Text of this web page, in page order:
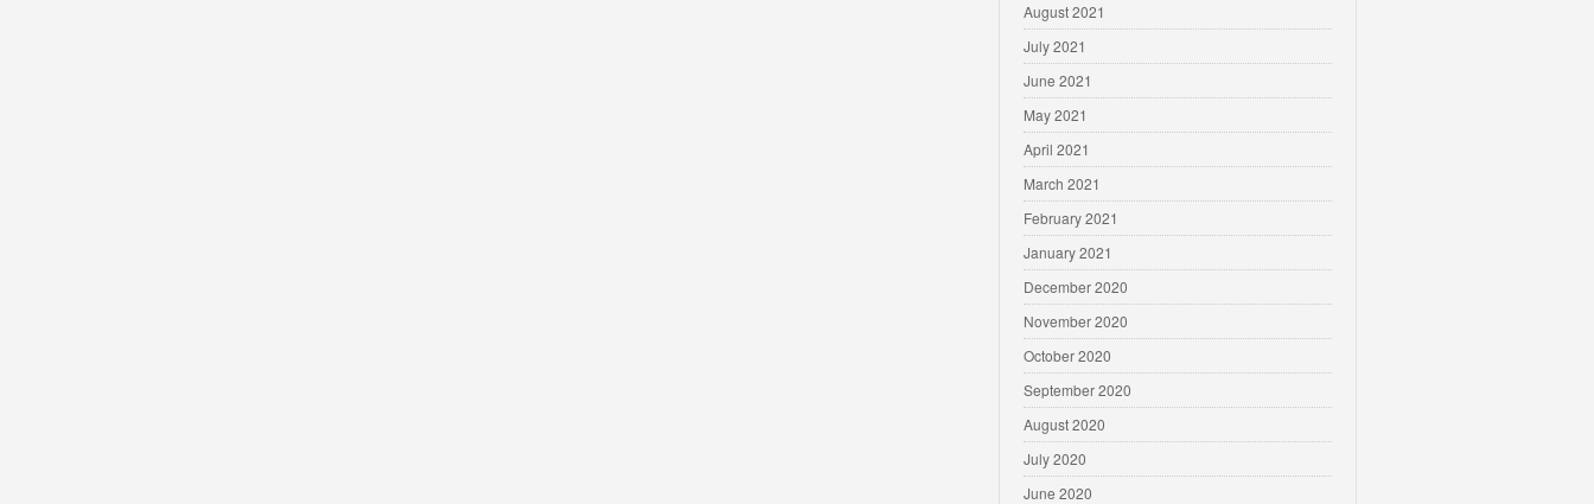
August 2021
July 2021
June 2021
May 2021
April 2021
March 2021
February 2021
January 2021
December 2020
November 2020
October 2020
September 2020
August 2020
July 2020
June 2020